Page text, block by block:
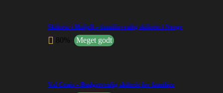
Skiferie i Hafjell – familievenlig skiferie i Norge
80% Meget godt
Val Cenis – Budgetvenlig skiferie for familier